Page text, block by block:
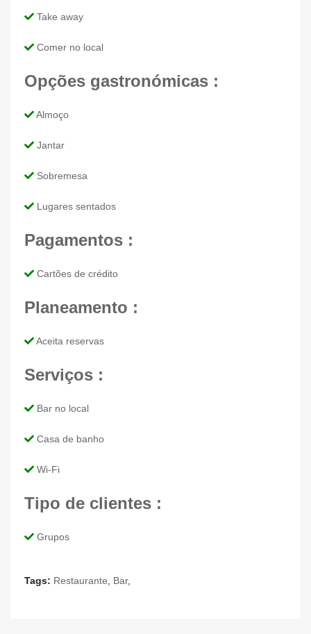
Take away
Comer no local
Opções gastronómicas :
Almoço
Jantar
Sobremesa
Lugares sentados
Pagamentos :
Cartões de crédito
Planeamento :
Aceita reservas
Serviços :
Bar no local
Casa de banho
Wi-Fi
Tipo de clientes :
Grupos
Tags: Restaurante Bar,